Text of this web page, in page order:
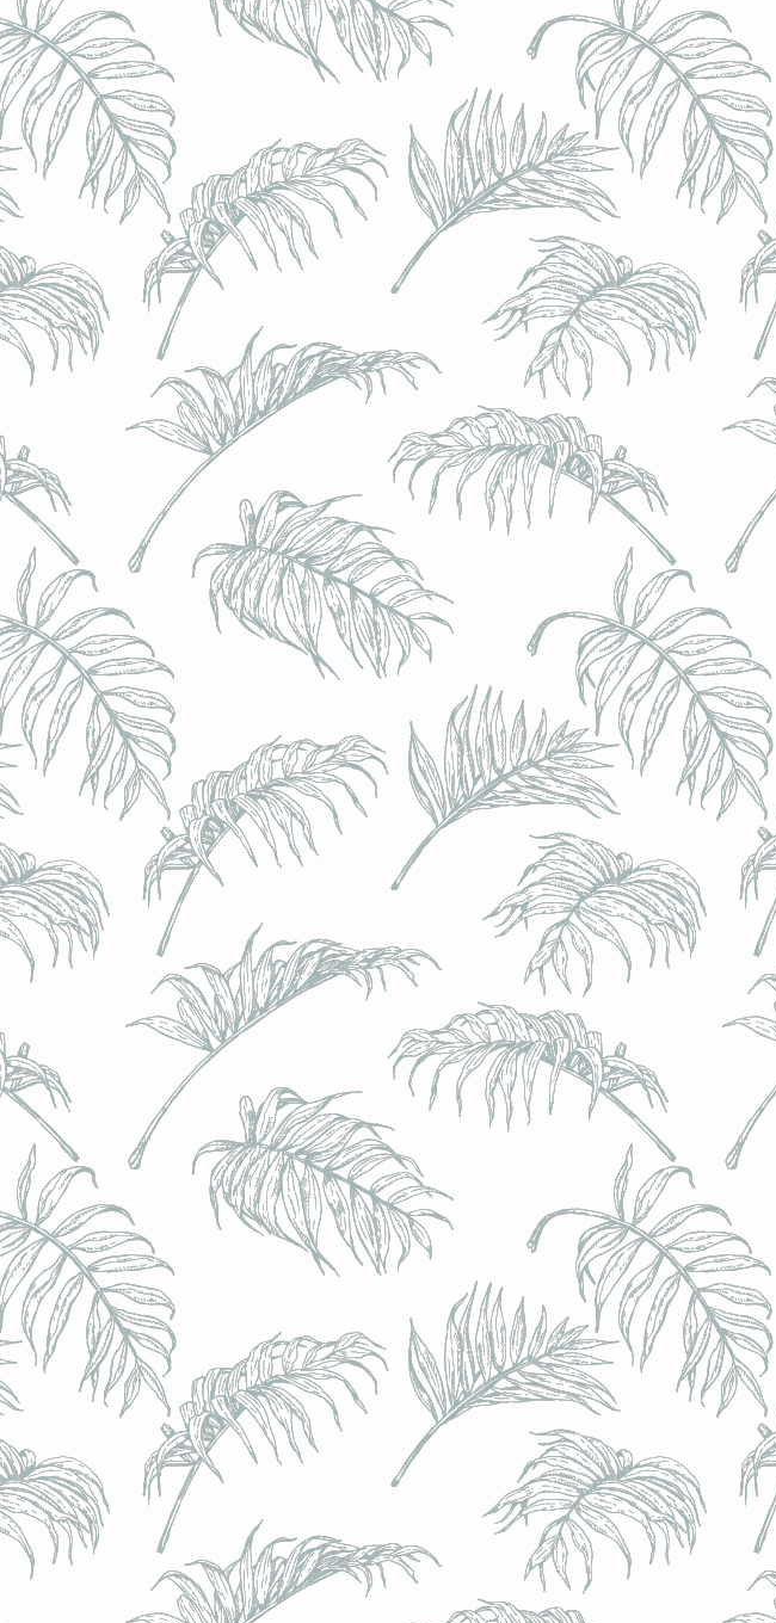
BRULO (UK) - King For A Day NEIPA - (Sans Alcool) - 0,5% - Canette 33cl
BRULO (UK) - King For A Day NEIPA - (Sans Alcool) - 0,5% - Canette 33cl
Achat immédiat